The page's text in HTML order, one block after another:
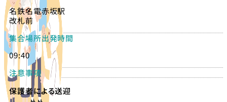
名鉄名電赤坂駅
改札前
集合場所出発時間
09:40
注意事項
保護者による送迎